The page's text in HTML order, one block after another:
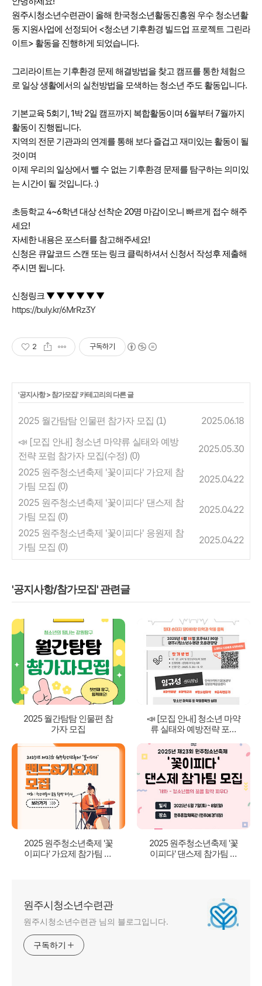
원주시청소년수련관이 올해 한국청소년활동진흥원 우수 청소년활
동 지원사업에 선정되어 <청소년 기후환경 빌드업 프로젝트 그린라
이트> 활동을 진행하게 되었습니다.
그리라이트는 기후환경 문제 해결방법을 찾고 캠프를 통한 체험으
로 일상 생활에서의 실천방법을 모색하는 청소년 주도 활동입니다.
기본교육 5회기, 1박 2일 캠프까지 복합활동이며 6월부터 7월까지
활동이 진행됩니다.
지역의 전문 기관과의 연계를 통해 보다 즐겁고 재미있는 활동이 될
것이며
이제 우리의 일상에서 뺄 수 없는 기후환경 문제를 탐구하는 의미있
는 시간이 될 것입니다. :)
초등학교 4~6학년 대상 선착순 20명 마감이오니 빠르게 접수 해주
세요!
자세한 내용은 포스터를 참고해주세요!
신청은 큐알코드 스캔 또는 링크 클릭하셔서 신청서 작성후 제출해
주시면 됩니다.
신청링크 ▼ ▼ ▼ ▼ ▼ ▼
https://buly.kr/6MrRz3Y
2 구독하기
'공지사항> 참가모집' 카테고리의 다른 글
2025 월간탐탐 인물편 참가자 모집 (1)
2025.06.18
📣 [모집 안내] 청소년 마약류 실태와 예방
전략 포럼 참가자 모집(수정) (0)
2025.05.30
2025 원주청소년축제 '꽃이피다' 가요제 참
가팀 모집 (0)
2025.04.22
2025 원주청소년축제 '꽃이피다' 댄스제 참
가팀 모집 (0)
2025.04.22
2025 원주청소년축제 '꽃이피다' 응원제 참
가팀 모집 (0)
2025.04.22
'공지사항/참가모집' 관련글
2025 월간탐탐 인물편 참
가자 모집
📣 [모집 안내] 청소년 마약
류 실태와 예방전략 포럼
2025 원주청소년축제 '꽃
이피다' 가요제 참가팀 모
2025 원주청소년축제 '꽃
이피다' 댄스제 참가팀 모
원주시청소년수련관
원주시청소년수련관 님의 블로그입니다.
구독하기